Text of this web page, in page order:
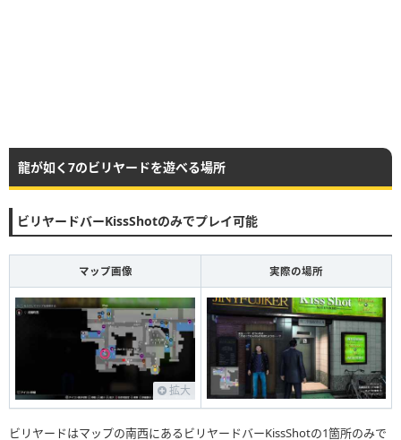
龍が如く7のビリヤードを遊べる場所
ビリヤードバーKissShotのみでプレイ可能
マップ画像 実際の場所
拡大
ビリヤードはマップの南西にあるビリヤードバーKissShotの1箇所のみで